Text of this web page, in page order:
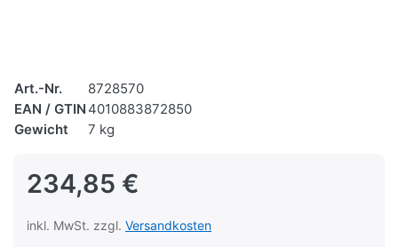
Art.-Nr.
8728570
EAN / GTIN 4010883872850
Gewicht
7 kg
234,85 €
inkl. MwSt. zzgl. Versandkosten